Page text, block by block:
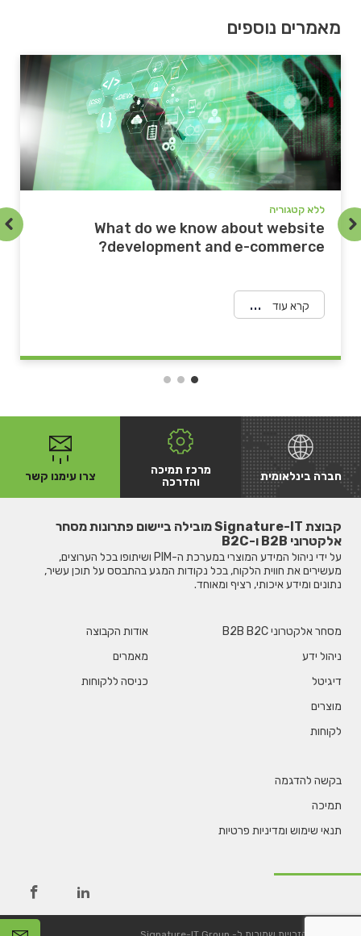
מאמרים נוספים
ללא קטגוריה
What do we know about website
development and e-commerce?
קרא עוד
חברה בינלאומית
מרכז תמיכה
והדרכה
צרו עימנו קשר
קבוצת Signature-IT מובילה ביישום פתרונות מסחר
אלקטרוני B2B ו-B2C
על ידי ניהול המידע המוצרי במערכת ה-PIM ושיתופו בכל הערוצים,
מעשירים את חווית הלקוח, בכל נקודות המגע בהתבסס על תוכן עשיר,
נתונים ומידע איכותי, רציף ומאוחד.
מסחר אלקטרוני B2B B2C
ניהול ידע
דיגיטל
מוצרים
לקוחות
אודות הקבוצה
מאמרים
כניסה ללקוחות
בקשה להדגמה
תמיכה
תנאי שימוש ומדיניות פרטיות